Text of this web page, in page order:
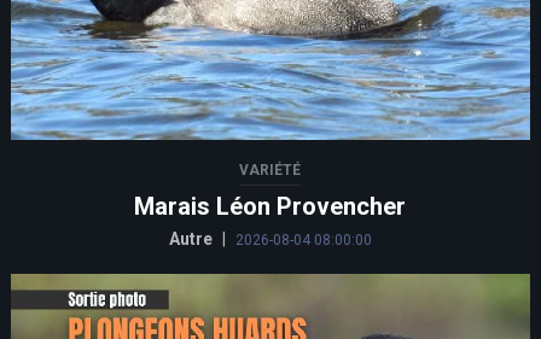
VARIÉTÉ
Marais Léon Provencher
Autre 2026-08-04 08:00:00